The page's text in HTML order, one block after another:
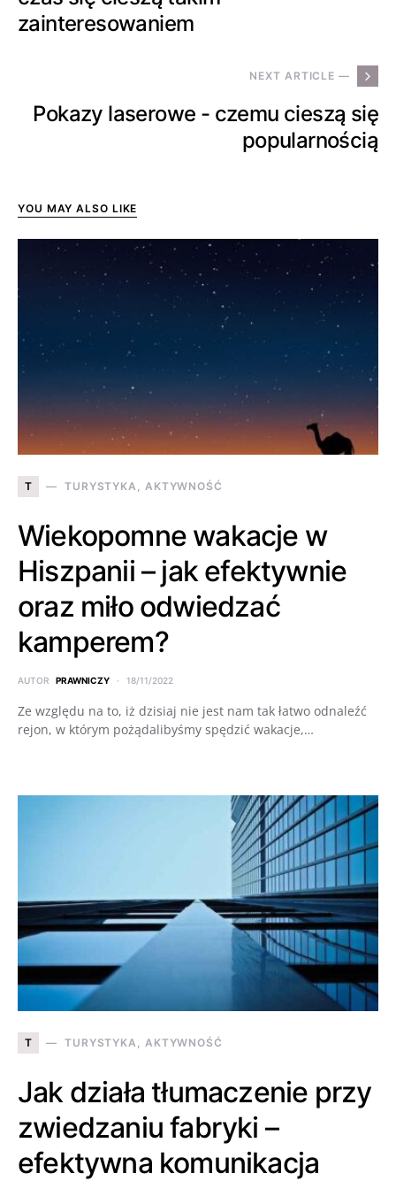
zainteresowaniem
NEXT ARTICLE —
Pokazy laserowe - czemu cieszą się
popularnością
YOU MAY ALSO LIKE
T TURYSTYKA, AKTYWNOŚĆ
Wiekopomne wakacje w
Hiszpanii – jak efektywnie
oraz miło odwiedzać
kamperem?
AUTOR PRAWNICZY 18/11/2022
Ze względu na to, iż dzisiaj nie jest nam tak łatwo odnaleźć
rejon, w którym pożądalibyśmy spędzić wakacje,…
T TURYSTYKA, AKTYWNOŚĆ
Jak działa tłumaczenie przy
zwiedzaniu fabryki –
efektywna komunikacja